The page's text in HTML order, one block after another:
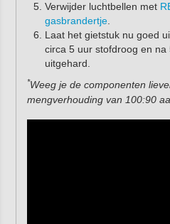
Verwijder luchtbellen met
gasbrandertje.
Laat het gietstuk nu goed
circa 5 uur stofdroog en na
uitgehard.
*Weeg je de componenten
mengverhouding van 100:90